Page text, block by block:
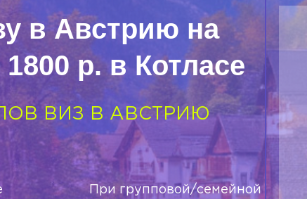
в Австрию на
р. в Котласе
ВИЗ В АВСТРИЮ
При групповой/семейной